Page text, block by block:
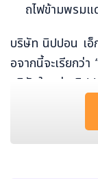
ถไฟข้ามพรมแ
บริษัท นิปปอน เอ็
อจากนี้จะเรียกว่า
บริษัทในกลุ่ม นิป
XPRESS
รโดยบริษัทรถไ